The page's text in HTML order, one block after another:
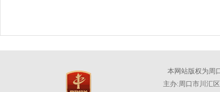
本网站版权为周
主办:周口市川汇